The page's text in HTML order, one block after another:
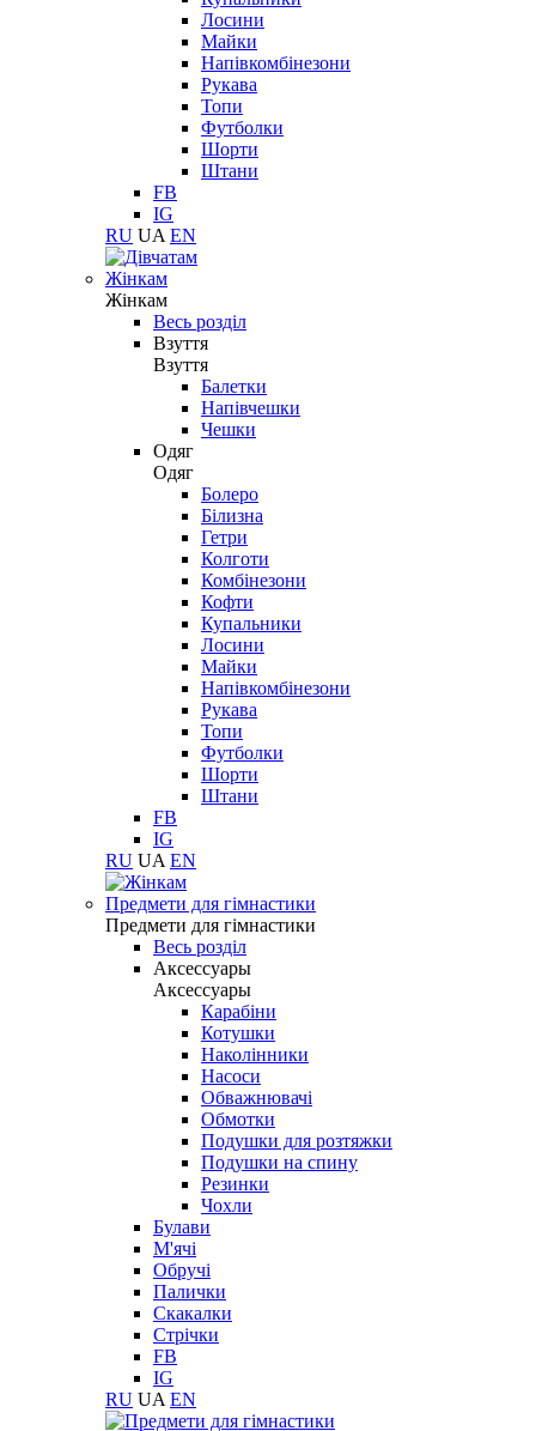
Лосини
Майки
Напівкомбінезони
Рукава
Топи
Футболки
Шорти
Штани
FB
IG
RU UA EN
Жінкам
Жінкам
Весь розділ
Взуття
Взуття
Балетки
Напівчешки
Чешки
Одяг
Одяг
Болеро
Білизна
Гетри
Колготи
Комбінезони
Кофти
Купальники
Лосини
Майки
Напівкомбінезони
Рукава
Топи
Футболки
Шорти
Штани
FB
IG
RU UA EN
Предмети для гімнастики
Предмети для гімнастики
Весь розділ
Аксессуары
Аксессуары
Карабіни
Котушки
Наколінники
Насоси
Обважнювачі
Обмотки
Подушки для розтяжки
Подушки на спину
Резинки
Чохли
Булави
М'ячі
Обручі
Палички
Скакалки
Стрічки
FB
IG
RU UA EN